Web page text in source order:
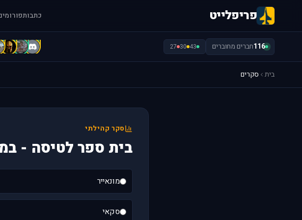
פריפלייט כתבות
116חברים מחוברים 43
30
27
.
1
=
[
בית סקרים
סקר קהילתי
בית ספר לטיסה -
מונאייר
סקאי